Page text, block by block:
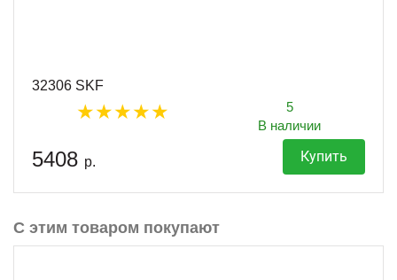
32306 SKF
5
В наличии
5408 р. Купить
С этим товаром покупают